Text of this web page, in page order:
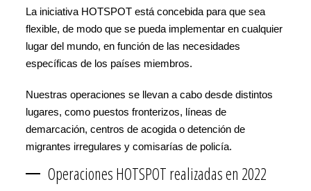
La iniciativa HOTSPOT está concebida para que sea
flexible, de modo que se pueda implementar en cualquier
lugar del mundo, en función de las necesidades
específicas de los países miembros.
Nuestras operaciones se llevan a cabo desde distintos
lugares, como puestos fronterizos, líneas de
demarcación, centros de acogida o detención de
migrantes irregulares y comisarías de policía.
Operaciones HOTSPOT realizadas en 2022